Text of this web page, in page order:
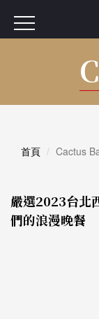
首頁 Cactus
嚴選2023台北
們的浪漫晚餐